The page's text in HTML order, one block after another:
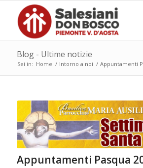
Blog - Ultime notizie
Sei in: Home / Intorno a noi / Appuntamenti
Appuntamenti Pasqua